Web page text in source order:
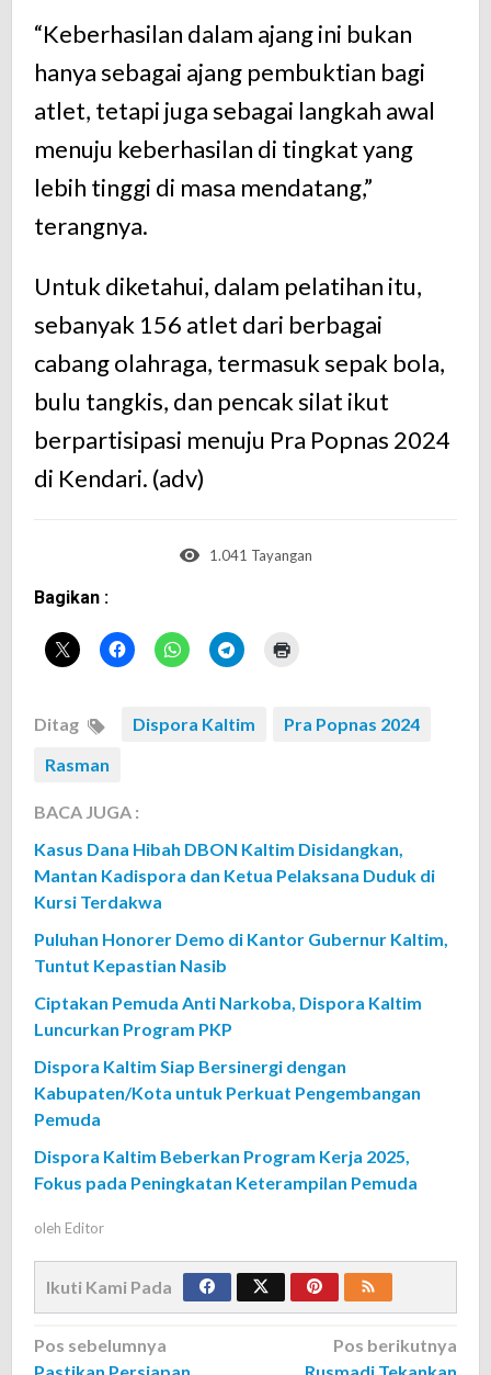
“Keberhasilan dalam ajang ini bukan
hanya sebagai ajang pembuktian bagi
atlet, tetapi juga sebagai langkah awal
menuju keberhasilan di tingkat yang
lebih tinggi di masa mendatang,”
terangnya.
Untuk diketahui, dalam pelatihan itu,
sebanyak 156 atlet dari berbagai
cabang olahraga, termasuk sepak bola,
bulu tangkis, dan pencak silat ikut
berpartisipasi menuju Pra Popnas 2024
di Kendari. (adv)
1.041 Tayangan
Bagikan :
Ditag Dispora Kaltim
Pra Popnas 2024
Rasman
BACA JUGA :
Kasus Dana Hibah DBON Kaltim Disidangkan,
Mantan Kadispora dan Ketua Pelaksana Duduk di
Kursi Terdakwa
Puluhan Honorer Demo di Kantor Gubernur Kaltim,
Tuntut Kepastian Nasib
Ciptakan Pemuda Anti Narkoba, Dispora Kaltim
Luncurkan Program PKP
Dispora Kaltim Siap Bersinergi dengan
Kabupaten/Kota untuk Perkuat Pengembangan
Pemuda
Dispora Kaltim Beberkan Program Kerja 2025,
Fokus pada Peningkatan Keterampilan Pemuda
oleh Editor
Ikuti Kami Pada
Navigasi
Pos sebelumnya
Pos berikutnya